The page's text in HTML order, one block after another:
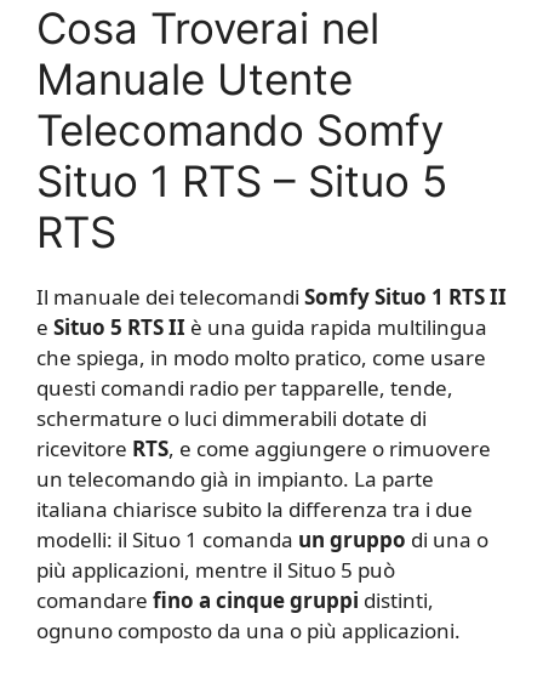
Cosa Troverai nel
Manuale Utente
Telecomando Somfy
Situo 1 RTS – Situo 5
RTS
Il manuale dei telecomandi Somfy Situo 1 RTS II
e Situo 5 RTS II è una guida rapida multilingua
che spiega, in modo molto pratico, come usare
questi comandi radio per tapparelle, tende,
schermature o luci dimmerabili dotate di
ricevitore RTS, e come aggiungere o rimuovere
un telecomando già in impianto. La parte
italiana chiarisce subito la differenza tra i due
modelli: il Situo 1 comanda un gruppo di una o
più applicazioni, mentre il Situo 5 può
comandare fino a cinque gruppi distinti,
ognuno composto da una o più applicazioni.